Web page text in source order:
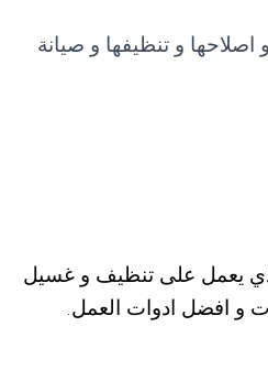
و تنظيفها و صيانة
يعمل على تنظيف و غسيل
و افضل ادوات العمل.